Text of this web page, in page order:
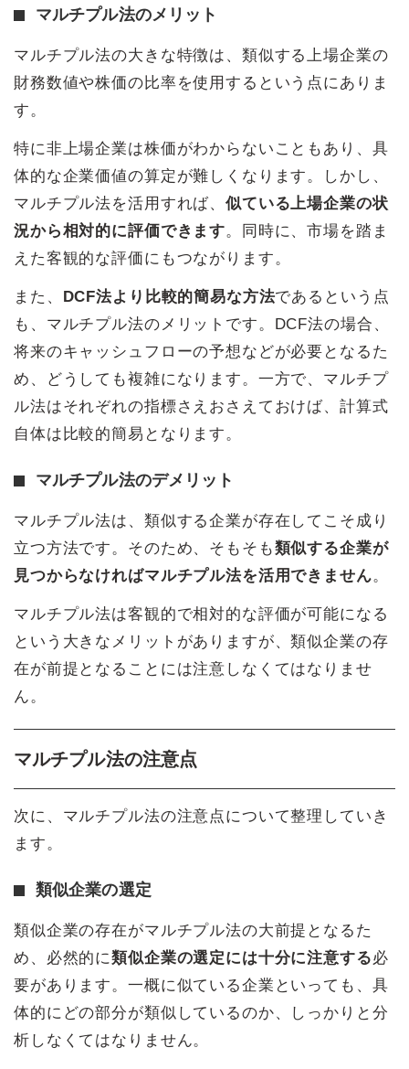
マルチプル法のメリット
マルチプル法の大きな特徴は、類似する上場企業の
財務数値や株価の比率を使用するという点にありま
す。
特に非上場企業は株価がわからないこともあり、具
体的な企業価値の算定が難しくなります。しかし、
マルチプル法を活用すれば、似ている上場企業の状
況から相対的に評価できます。同時に、市場を踏ま
えた客観的な評価にもつながります。
また、 DCF法より比較的簡易な方法であるという点
も、マルチプル法のメリットです。DCF法の場合、
将来のキャッシュフローの予想などが必要となるた
め、どうしても複雑になります。一方で、マルチプ
ル法はそれぞれの指標さえおさえておけば、計算式
自体は比較的簡易となります。
マルチプル法のデメリット
マルチプル法は、類似する企業が存在してこそ成り
立つ方法です。そのため、そもそも類似する企業が
見つからなければマルチプル法を活用できません。
マルチプル法は客観的で相対的な評価が可能になる
という大きなメリットがありますが、類似企業の存
在が前提となることには注意しなくてはなりませ
ん。
マルチプル法の注意点
次に、マルチプル法の注意点について整理していき
ます。
類似企業の選定
類似企業の存在がマルチプル法の大前提となるた
め、必然的に類似企業の選定には十分に注意する必
要があります。一概に似ている企業といっても、具
体的にどの部分が類似しているのか、しっかりと分
析しなくてはなりません。